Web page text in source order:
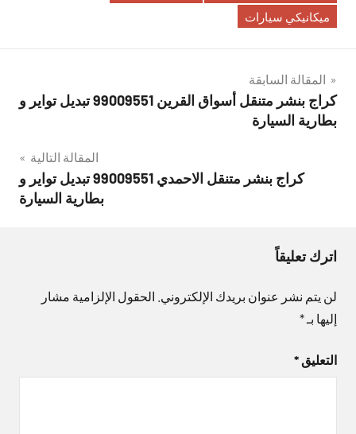
ميكانيكي سيارات
تصفّح
المقالات
المقالة السابقة
كراج بنشر متنقل أسواق القرين 99009551‬ تبديل تواير و
بطارية السيارة
المقالة التالية
كراج بنشر متنقل الاحمدي 99009551‬ تبديل تواير و
بطارية السيارة
اترك تعليقاً
لن يتم نشر عنوان بريدك الإلكتروني. الحقول الإلزامية مشار
إليها بـ*
التعليق *